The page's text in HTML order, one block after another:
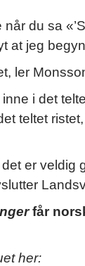
du sa
at jeg
ler
i det
teltet
er veldig
får
her: